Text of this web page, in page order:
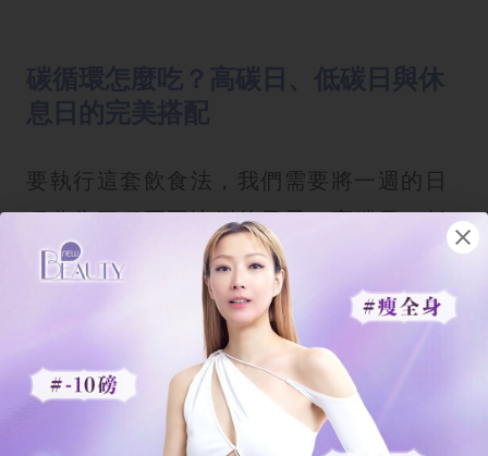
要執行這套飲食法，我們需要將一週的日
程分為三種不同比例的日子：高碳日、低
碳日與休息日。你必須根據自己一週的運
動強度來安排這些日子。
1. 高碳日：這是為 重量訓練 或高強度間
歇訓練（
HIIT
）而設的日子。在這一
天，你的碳水化合物攝取量會達到最高。